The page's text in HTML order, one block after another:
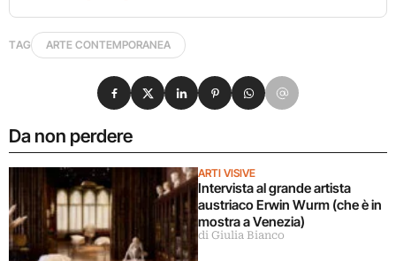
TAG ARTE CONTEMPORANEA
Da non perdere
ARTI VISIVE
Intervista al grande artista
austriaco Erwin Wurm (che è in
mostra a Venezia)
di Giulia Bianco
Condividi su Facebook
Condividi su X
Condividi su LinkedIn
Condividi su Pinterest
Condividi su WhatsApp
Condividi su Email